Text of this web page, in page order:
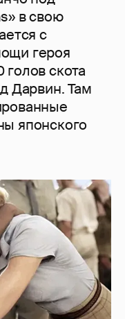
в свою
с
героя
скота
Дарвин. Там
японского